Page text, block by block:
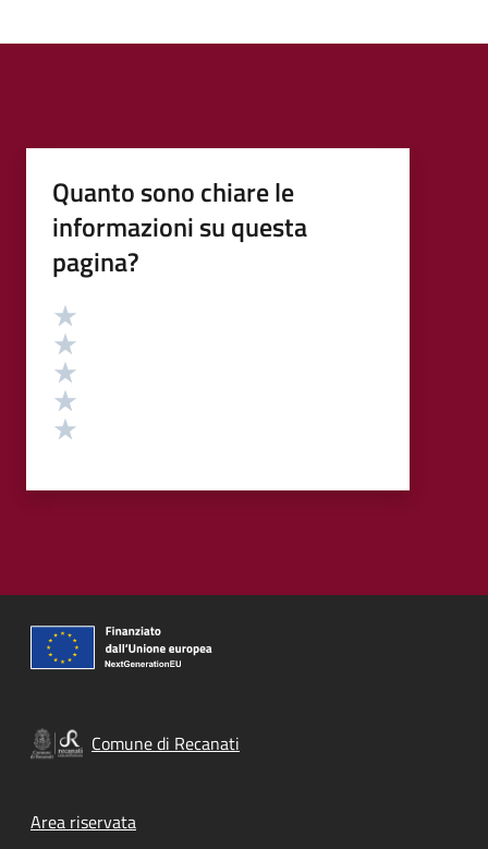
Quanto sono chiare le
informazioni su questa
pagina?
Valutazione
Comune di Recanati
Footer menu
Area riservata